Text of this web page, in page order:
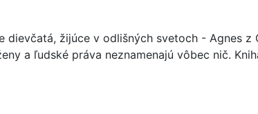
žijúce v odlišných svetoch - Agnes z
a ľudské práva neznamenajú vôbec nič.